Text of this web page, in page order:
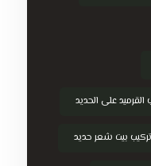
القرميد على الحديد
تركيب بيت شعر حديد